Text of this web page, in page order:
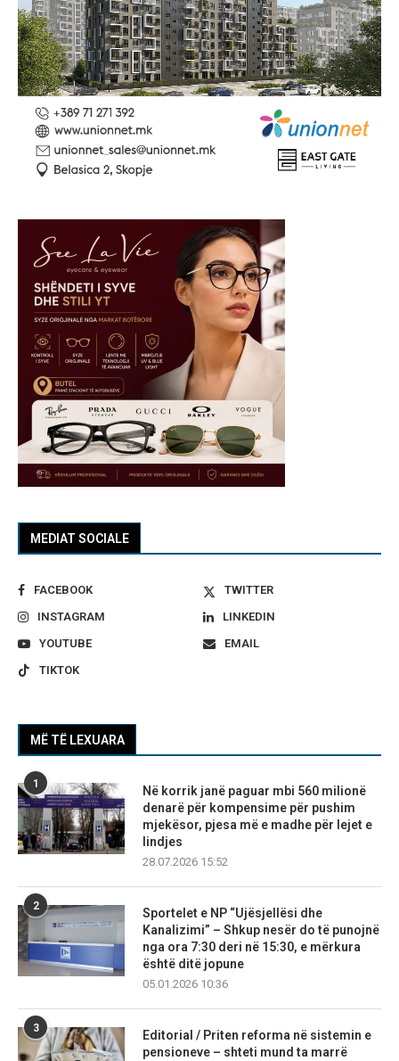
MEDIAT SOCIALE
FACEBOOK
TWITTER
INSTAGRAM
LINKEDIN
YOUTUBE
EMAIL
TIKTOK
MË TË LEXUARA
1
Në korrik janë paguar mbi 560 milionë
denarë për kompensime për pushim
mjekësor, pjesa më e madhe për lejet e
lindjes
28.07.2026 15:52
2
Sportelet e NP “Ujësjellësi dhe
Kanalizimi” – Shkup nesër do të punojnë
nga ora 7:30 deri në 15:30, e mërkura
është ditë jopune
05.01.2026 10:36
3
Editorial / Priten reforma në sistemin e
pensioneve – shteti mund ta marrë